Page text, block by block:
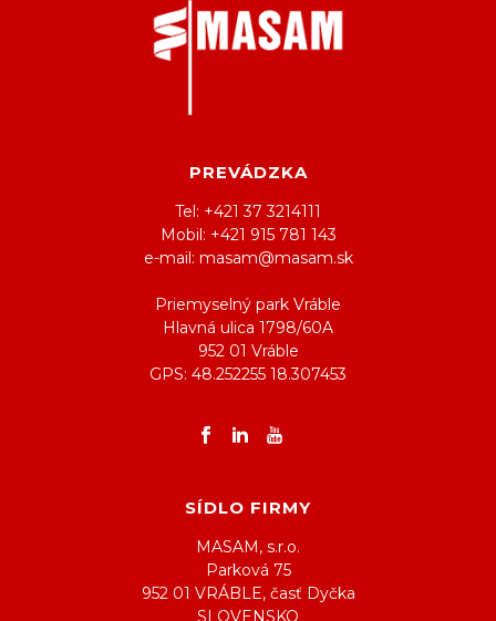
PREVÁDZKA
Tel: +421 37 3214111
Mobil: +421 915 781 143
e-mail: masam@masam.sk
Priemyselný park Vráble
Hlavná ulica 1798/60A
952 01 Vráble
GPS: 48.252255 18.307453
SÍDLO FIRMY
MASAM, s.r.o.
Parková 75
952 01 VRÁBLE, časť Dyčka
SLOVENSKO